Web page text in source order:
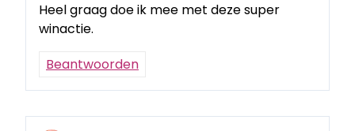
Heel graag doe ik mee met deze super
winactie.
Beantwoorden